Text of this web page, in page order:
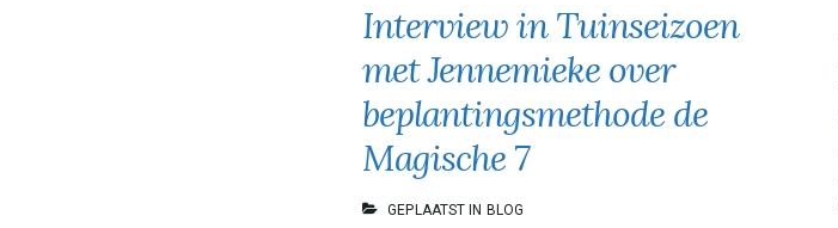
evenement
Kunst
Klinkt
Interview in Tuinseizoen
met Jennemieke over
beplantingsmethode de
Magische 7
GEPLAATST IN BLOG